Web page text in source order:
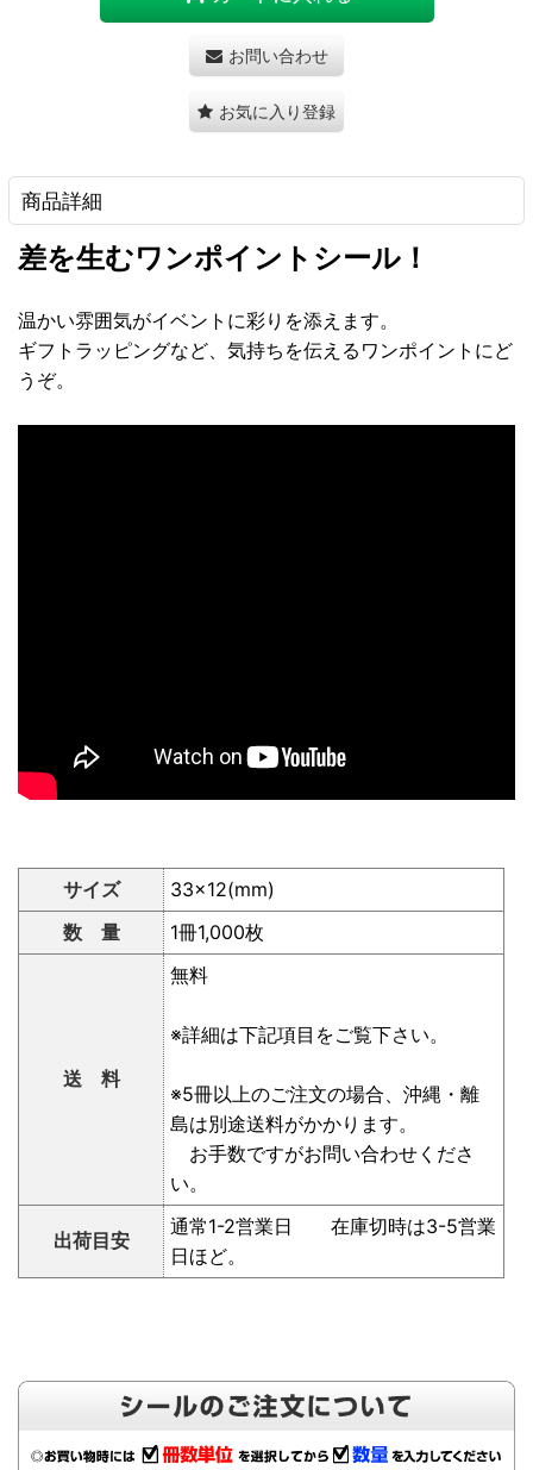
お問い合わせ
お気に入り登録
商品詳細
差を生むワンポイントシール！
温かい雰囲気がイベントに彩りを添えます。
ギフトラッピングなど、気持ちを伝えるワンポイントにど
うぞ。
サイズ
33×12(mm)
数 量
1冊1,000枚
送 料
無料
※詳細は下記項目をご覧下さい。
※5冊以上のご注文の場合、沖縄・離
島は別途送料がかかります。
お手数ですがお問い合わせくださ
い。
出荷目安
通常1-2営業日 在庫切時は3-5営業
日ほど。